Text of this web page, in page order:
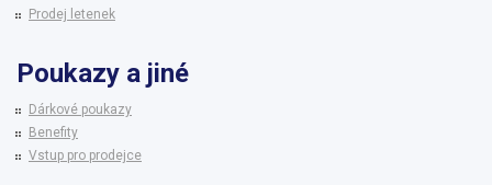
Prodej letenek
Poukazy a jiné
Dárkové poukazy
Benefity
Vstup pro prodejce